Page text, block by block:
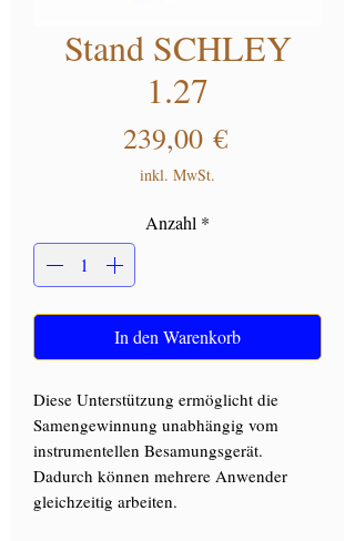
Stand SCHLEY
1.27
239,00 €Preis
inkl. MwSt.
Anzahl *
In den Warenkorb
Diese Unterstützung ermöglicht die
Samengewinnung unabhängig vom
instrumentellen Besamungsgerät.
Dadurch können mehrere Anwender
gleichzeitig arbeiten.